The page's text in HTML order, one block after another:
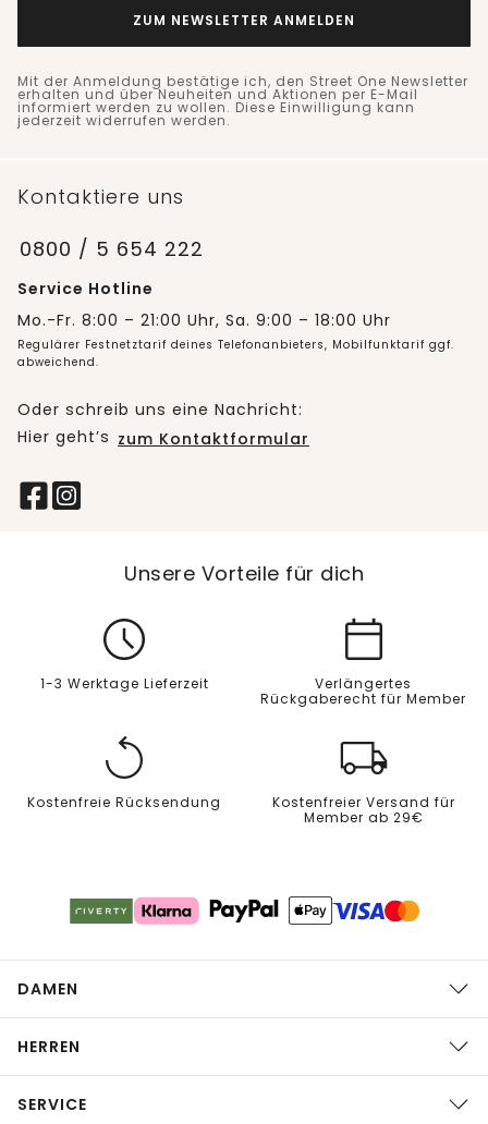
ZUM NEWSLETTER ANMELDEN
Mit der Anmeldung bestätige ich, den Street One Newsletter
erhalten und über Neuheiten und Aktionen per E-Mail
informiert werden zu wollen. Diese Einwilligung kann
jederzeit widerrufen werden.
Kontaktiere uns
0800 / 5 654 222
Service Hotline
Mo.-Fr. 8:00 – 21:00 Uhr, Sa. 9:00 – 18:00 Uhr
Regulärer Festnetztarif deines Telefonanbieters, Mobilfunktarif ggf.
abweichend.
Oder schreib uns eine Nachricht:
Hier geht’s zum Kontaktformular
Unsere Vorteile für dich
1-3 Werktage Lieferzeit
Verlängertes
Rückgaberecht für Member
Kostenfreie Rücksendung
Kostenfreier Versand für
Member ab 29€
DAMEN
HERREN
SERVICE